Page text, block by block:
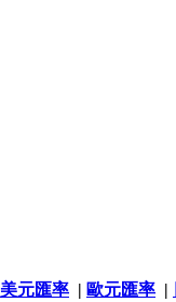
美元匯率 | 歐元匯率 |